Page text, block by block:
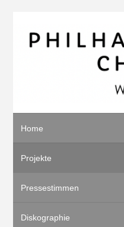
Home
Projekte
Pressestimmen
Diskographie